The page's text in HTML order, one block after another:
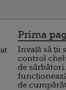
Prima
Invață să ții
control
de
de